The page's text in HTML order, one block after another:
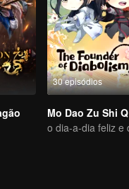
30 episódios
Mo Dao Zu Shi Q